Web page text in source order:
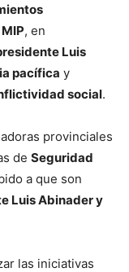
MIP, en
Luis
pacífica y
social.
provinciales
de Seguridad
a que son
Luis Abinader y
las iniciativas